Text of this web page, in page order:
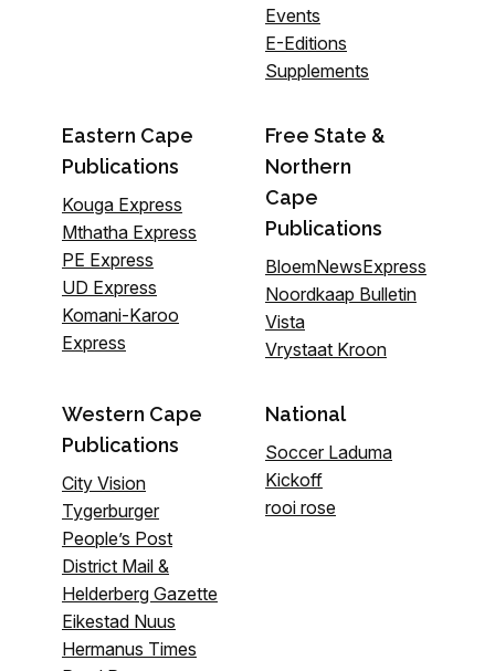
Events
E-Editions
Supplements
Eastern Cape
Publications
Kouga Express
Mthatha Express
PE Express
UD Express
Komani-Karoo
Express
Free State &
Northern
Cape
Publications
BloemNewsExpress
Noordkaap Bulletin
Vista
Vrystaat Kroon
Western Cape
Publications
City Vision
Tygerburger
People’s Post
District Mail &
Helderberg Gazette
Eikestad Nuus
Hermanus Times
National
Soccer Laduma
Kickoff
rooi rose